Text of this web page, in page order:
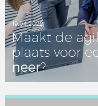
19.04.2022
Maakt de
plaats voor
neer?
LEES DIT ARTIKEL